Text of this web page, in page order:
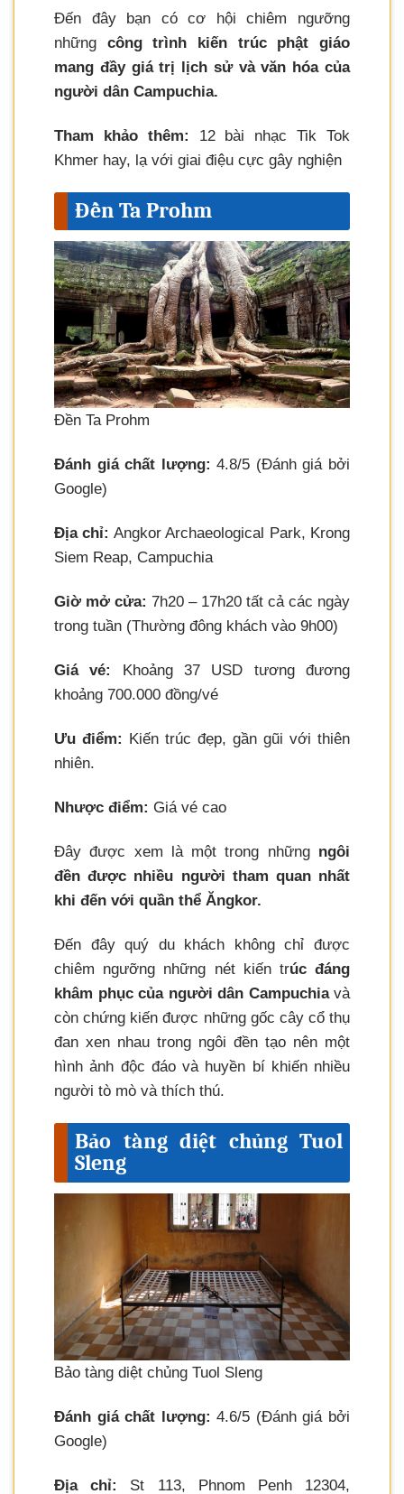
Đến đây bạn có cơ hội chiêm ngưỡng
những công trình kiến trúc phật giáo
mang đầy giá trị lịch sử và văn hóa của
người dân Campuchia.
Tham khảo thêm: 12 bài nhạc Tik Tok
Khmer hay, lạ với giai điệu cực gây nghiện
Đền Ta Prohm
Đền Ta Prohm
Đánh giá chất lượng: 4.8/5 (Đánh giá bởi
Google)
Địa chỉ: Angkor Archaeological Park, Krong
Siem Reap, Campuchia
Giờ mở cửa: 7h20 – 17h20 tất cả các ngày
trong tuần (Thường đông khách vào 9h00)
Giá vé:
Khoảng 37 USD tương đương
khoảng 700.000 đồng/vé
Ưu điểm: Kiến trúc đẹp, gần gũi với thiên
nhiên.
Nhược điểm: Giá vé cao
Đây được xem là một trong nhữngngôi
đền được nhiều người tham quan nhất
khi đến với quần thể Ăngkor.
Đến đây quý du khách không chỉ được
chiêm ngưỡng những nét kiến trúc đáng
khâm phục của người dân Campuchiavà
còn chứng kiến được những gốc cây cổ thụ
đan xen nhau trong ngôi đền tạo nên một
hình ảnh độc đáo và huyền bí khiến nhiều
người tò mò và thích thú.
Bảo tàng diệt chủng Tuol
Sleng
Bảo tàng diệt chủng Tuol Sleng
Đánh giá chất lượng: 4.6/5 (Đánh giá bởi
Google)
Địa chỉ: St 113, Phnom Penh 12304,